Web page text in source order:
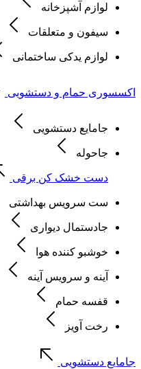
لوازم آشپزخانه
سیفون و متعلقات
لوازم یدکی ساختمانی
اکسسوری حمام و دستشویی
جامایع دستشویی
جاحوله
دست خشک کن برقی
ست سرویس بهداشتی
جادستمال دیواری
خوشبو کننده هوا
آینه و سرویس آینه
قفسه حمام
رخت آویز
جامایع دستشویی